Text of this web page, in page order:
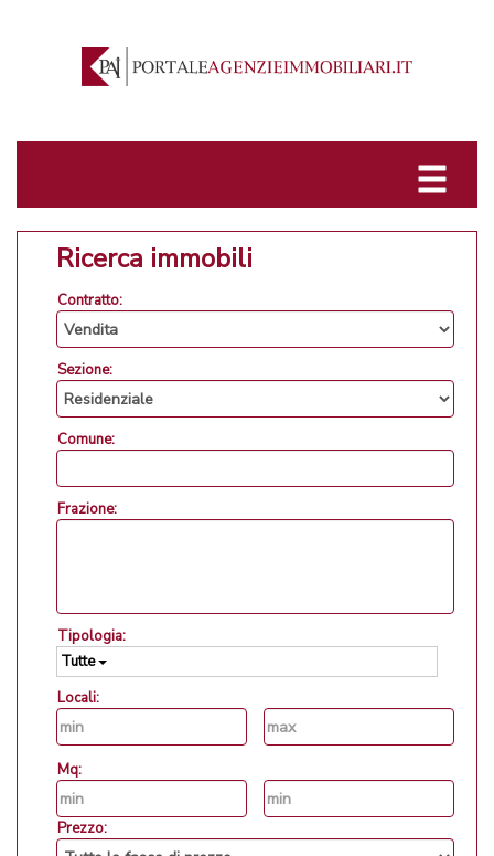
Ricerca immobili
Contratto:
Sezione:
Comune:
Frazione:
Tipologia:
Tutte
Locali:
Mq:
Prezzo: